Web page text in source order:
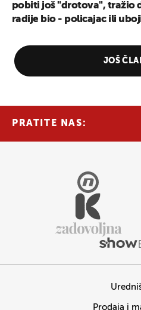
pobiti još "drotova", tražio
radije bio - policajac ili
JOŠ
PRATITE NAS:
Prodaja i